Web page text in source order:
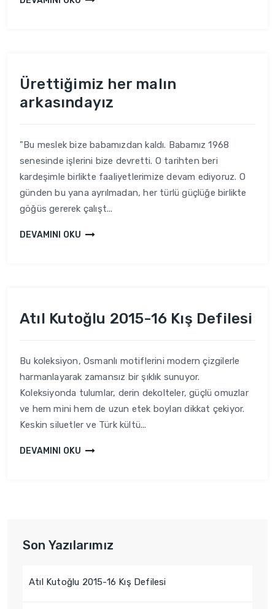
Ürettiğimiz her malın
arkasındayız
"Bu meslek bize babamızdan kaldı. Babamız 1968
senesinde işlerini bize devretti. O tarihten beri
kardeşimle birlikte faaliyetlerimize devam ediyoruz. O
günden bu yana ayrılmadan, her türlü güçlüğe birlikte
göğüs gererek çalışt...
DEVAMINI OKU
Atıl Kutoğlu 2015-16 Kış Defilesi
Bu koleksiyon, Osmanlı motiflerini modern çizgilerle
harmanlayarak zamansız bir şıklık sunuyor.
Koleksiyonda tulumlar, derin dekolteler, güçlü omuzlar
ve hem mini hem de uzun etek boyları dikkat çekiyor.
Keskin siluetler ve Türk kültü...
DEVAMINI OKU
Son Yazılarımız
Atıl Kutoğlu 2015-16 Kış Defilesi